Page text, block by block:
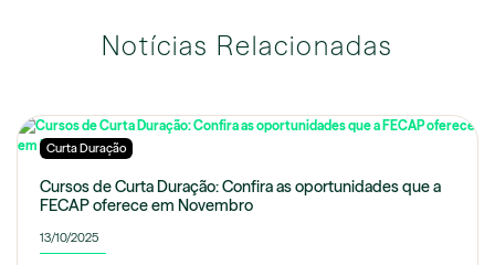
Notícias Relacionadas
Curta Duração
Cursos de Curta Duração: Confira as oportunidades que a
FECAP oferece em Novembro
13/10/2025